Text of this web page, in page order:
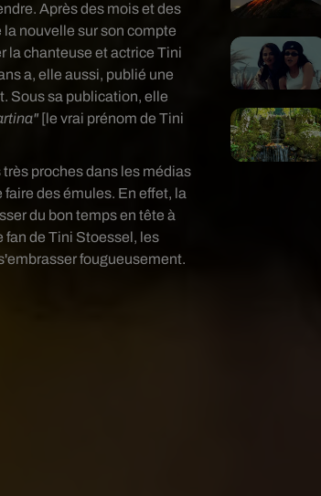
Après des mois et des
nouvelle sur son compte
la chanteuse et actrice Tini
a, elle aussi, publié une
Sous sa publication, elle
[le vrai prénom de Tini
proches dans les médias
des émules. En effet, la
du bon temps en tête à
fan de Tini Stoessel, les
fougueusement.